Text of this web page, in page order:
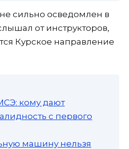
сильно осведомлен в
от инструкторов,
Курское направление
кому дают
с первого
машину нельзя